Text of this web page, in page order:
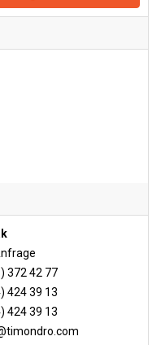
372 42 77
424 39 13
424 39 13